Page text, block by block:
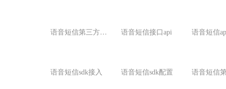
语
音短信第三方接口 语音短信接口api 语音短信
语音短信sdk接入 语音短信sdk配置 语音短信